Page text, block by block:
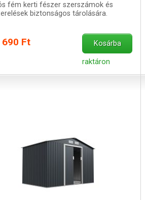
fém kerti fészer szerszámok és
biztonságos tárolására.
690 Ft Kosárba
raktáron